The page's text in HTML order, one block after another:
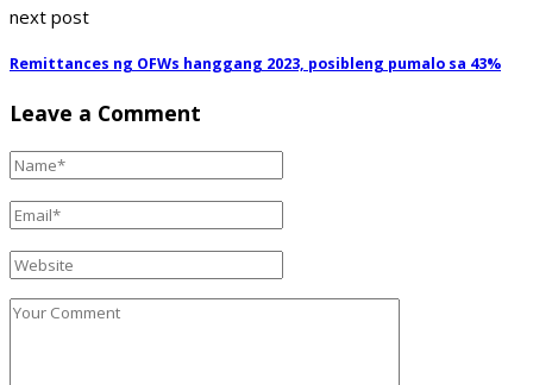
next post
Remittances ng OFWs hanggang 2023, posibleng pumalo sa 43%
Leave a Comment